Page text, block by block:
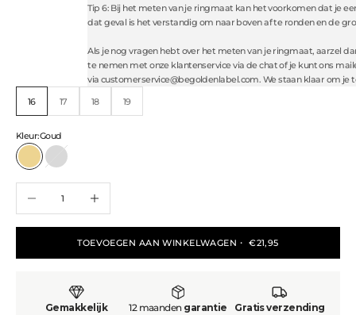
Tip 6: Bij het meten van je ringmaat kan het voorkomen dat je
dat geval is het verstandig om naar boven af te ronden en de
Als je nog vragen hebt over het meten van je ringmaat, aarzel
te nemen met onze klantenservice via de chat of je kunt ons
viacustomerservice@begoldenlabel.com. We staan klaar om je
16
17 18 19
Kleur:Goud
Goud Zilver
TOEVOEGEN AAN WINKELWAGEN ・ €21,95
Gemakkelijk
12 maanden garantie
Gratis verzending